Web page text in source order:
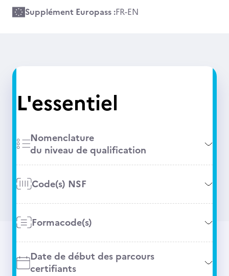
Supplément Europass :FR-EN
L'essentiel
Nomenclature
du niveau de qualification
Code(s) NSF
Formacode(s)
Date de début des parcours
certifiants